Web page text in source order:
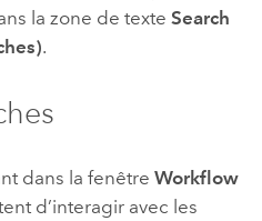
la zone de texte Search
.
dans la fenêtre Workflow
d’interagir avec les